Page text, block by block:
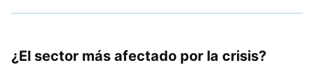
¿El sector más afectado por la crisis?